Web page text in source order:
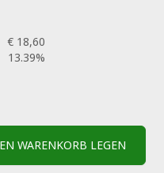
€ 18,60
13.39%
WARENKORB LEGEN